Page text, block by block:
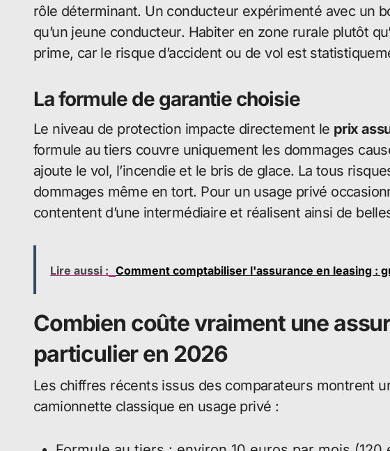
rôle déterminant. Un conducteur expérimenté avec un
qu’un jeune conducteur. Habiter en zone rurale plutôt
prime, car le risque d’accident ou de vol est
La formule de garantie choisie
Le niveau de protection impacte directement le prix
formule au tiers couvre uniquement les dommages
ajoute le vol, l’incendie et le bris de glace. La tous
dommages même en tort. Pour un usage privé
contentent d’une intermédiaire et réalisent ainsi de
Lire aussi : Comment comptabiliser l'assurance en leasing :
Combien coûte vraiment une
particulier en 2026
Les chiffres récents issus des comparateurs montrent
camionnette classique en usage privé :